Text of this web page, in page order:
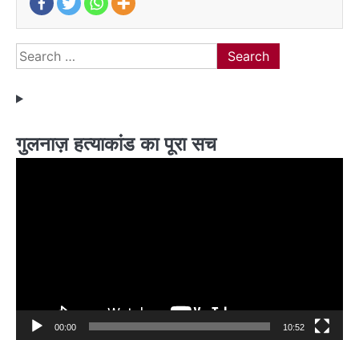
Search
for:
गुलनाज़ हत्याकांड का पूरा सच
00:00 10:52